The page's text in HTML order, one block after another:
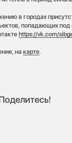
в городах
попадающих под
https://vk.com/
накарте.